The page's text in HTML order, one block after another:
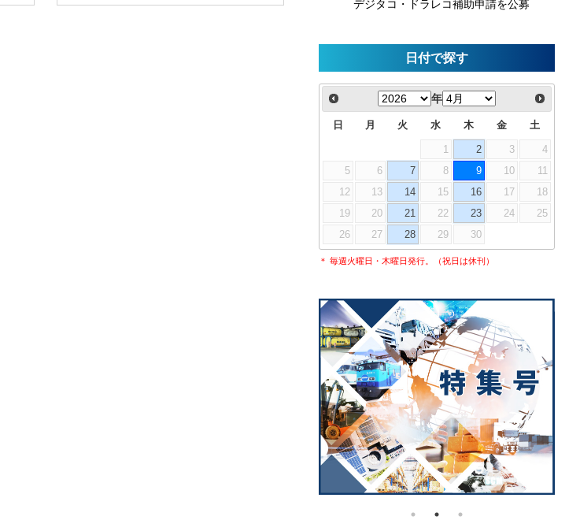
デジタコ・ドラレコ補助申請を公募
日付で探す
年
日 月 火 水 木 金 土
1 2 3
4
5
6 7 8 9 10
11
12
13 14 15 16 17
18
19
20 21 22 23 24
25
26
27 28 29 30
＊ 毎週火曜日・木曜日発行。（祝日は休刊）